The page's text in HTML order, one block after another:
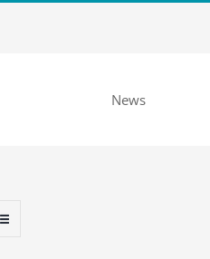
News